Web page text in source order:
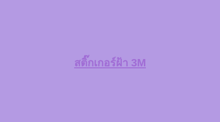
สติ๊กเกอร์ฝ้า 3M